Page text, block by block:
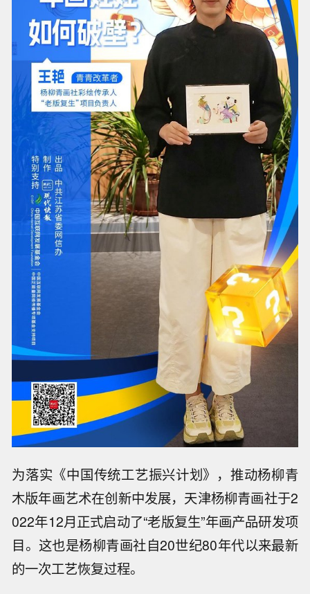
为落实《中国传统工艺振兴计划》，推动杨柳青
木版年画艺术在创新中发展，天津杨柳青画社于2
022年12月正式启动了“老版复生”年画产品研发项
目。这也是杨柳青画社自20世纪80年代以来最新
的一次工艺恢复过程。